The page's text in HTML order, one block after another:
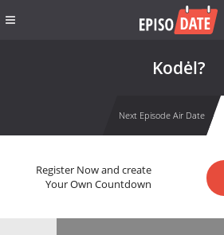
Kodėl?
Next Episode Air Date
Register Now and create
Your Own Countdown